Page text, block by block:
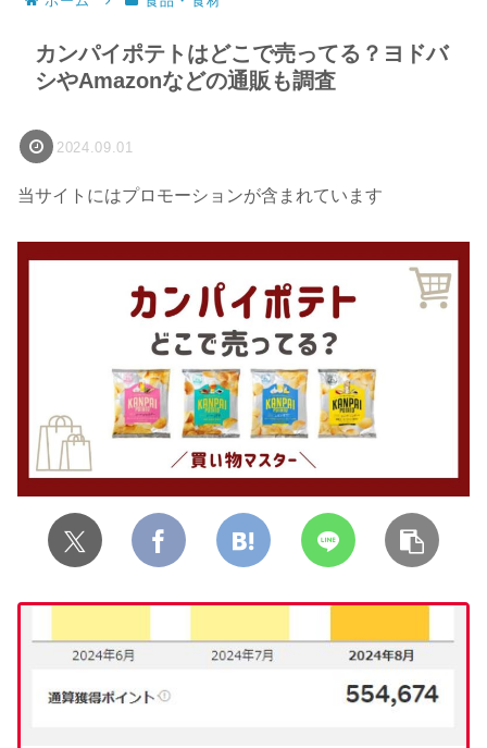
カンパイポテトはどこで売ってる？ヨドバ
シやAmazonなどの通販も調査
2024.09.01
当サイトにはプロモーションが含まれています